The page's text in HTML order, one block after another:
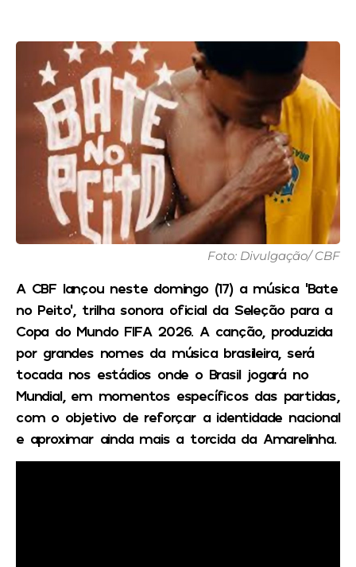
Foto: Divulgação/ CBF
A CBF lançou neste domingo (17) a música ‘Bate
no Peito’, trilha sonora oficial da Seleção para a
Copa do Mundo FIFA 2026. A canção, produzida
por grandes nomes da música brasileira, será
tocada nos estádios onde o Brasil jogará no
Mundial, em momentos específicos das partidas,
com o objetivo de reforçar a identidade nacional
e aproximar ainda mais a torcida da Amarelinha.